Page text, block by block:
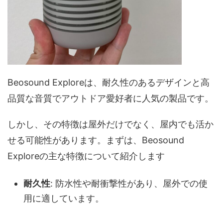
Beosound Exploreは、耐久性のあるデザインと高
品質な音質でアウトドア愛好者に人気の製品です。
しかし、その特徴は屋外だけでなく、屋内でも活か
せる可能性があります。まずは、Beosound
Exploreの主な特徴について紹介します
耐久性: 防水性や耐衝撃性があり、屋外での使
用に適しています。